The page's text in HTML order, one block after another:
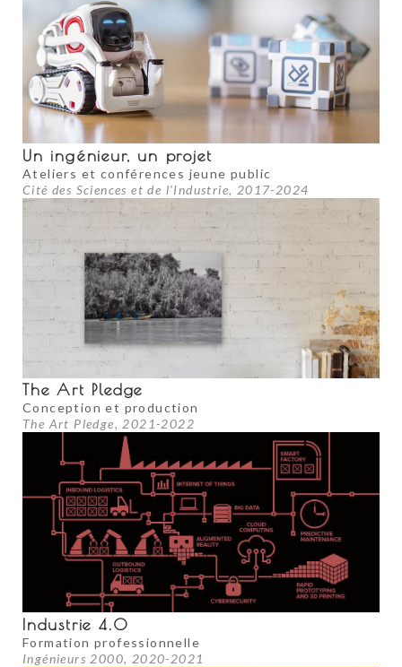
Un ingénieur, un projet
Ateliers et conférences jeune public
Cité des Sciences et de l'Industrie, 2017-2024
The Art Pledge
Conception et production
The Art Pledge, 2021-2022
Industrie 4.0
Formation professionnelle
Ingénieurs 2000, 2020-2021